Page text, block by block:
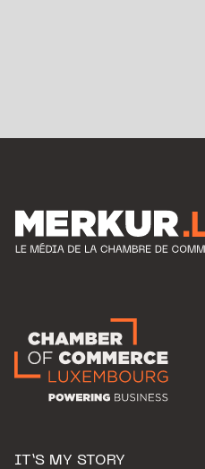
IT’S MY STORY